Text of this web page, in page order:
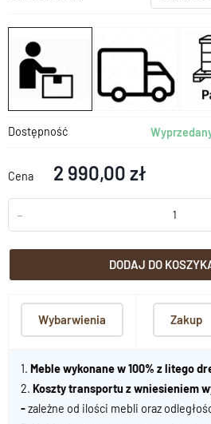
Dostępność
Cena 2 990,00 zł
-
DODAJ DO
Wybarwienia Zakup
1. Meble wykonane w 100% z litego
2. Koszty transportu z wniesieniem
-zależne od ilości mebli oraz